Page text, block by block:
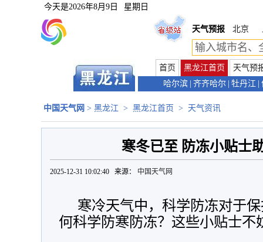
今天是2026年8月9日 星期日
天气预报 北京
首页 黑龙江首页
天气预
哈尔滨 齐齐哈尔 牡丹江
中国天气网 > 黑龙江 > 黑龙江首页 > 天气资讯
寒冬已至 防冻小贴士
2025-12-31 10:02:40 来源： 中国天气网
寒冷天气中，科学防冻对于
何科学防寒防冻？这些小贴士不